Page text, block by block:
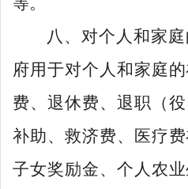
八、对个人和家
府用于对个人和家庭
费、退休费、退职（
补助、救济费、医疗
子女奖励金、个人农